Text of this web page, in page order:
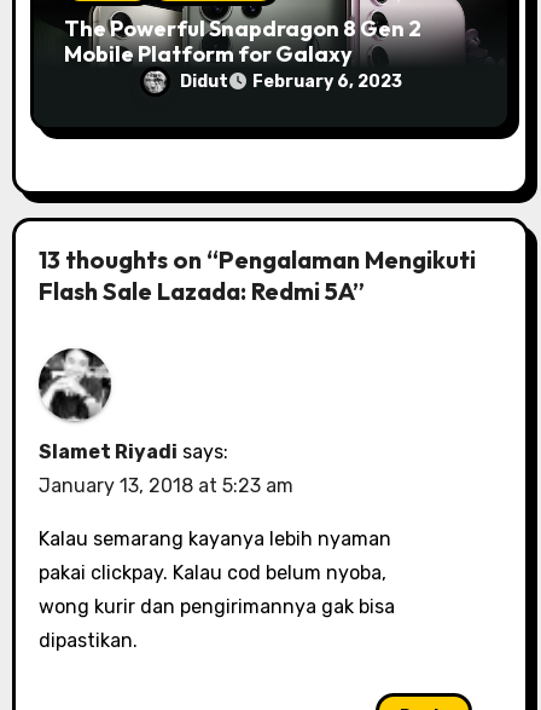
The Powerful Snapdragon 8 Gen 2
Mobile Platform for Galaxy
Didut February 6, 2023
13 thoughts on “Pengalaman Mengikuti
Flash Sale Lazada: Redmi 5A”
Slamet Riyadi says:
January 13, 2018 at 5:23 am
Kalau semarang kayanya lebih nyaman
pakai clickpay. Kalau cod belum nyoba,
wong kurir dan pengirimannya gak bisa
dipastikan.